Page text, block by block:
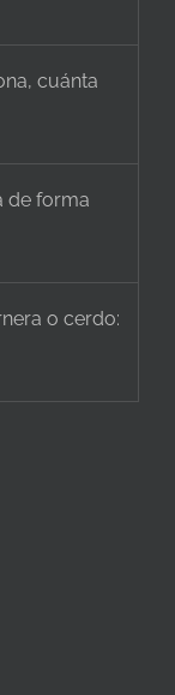
cuánta
de forma
o cerdo: